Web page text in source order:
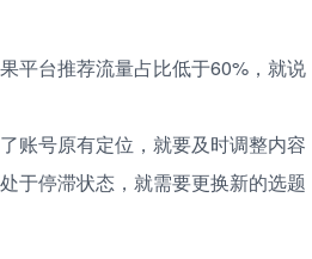
平台推荐流量占比低于60%，就说
账号原有定位，就要及时调整内容
于停滞状态，就需要更换新的选题